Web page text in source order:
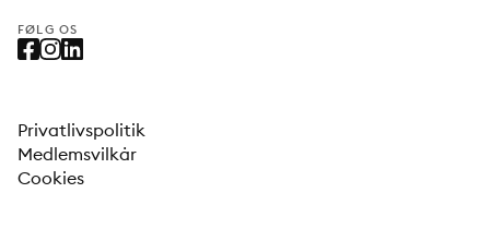
FØLG OS
Privatlivspolitik
Medlemsvilkår
Cookies